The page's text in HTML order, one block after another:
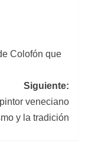
Colofón que
Siguiente:
veneciano
y la tradición